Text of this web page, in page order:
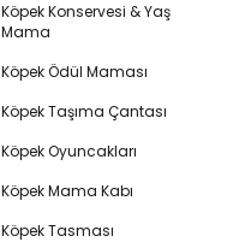
Köpek Konservesi & Yaş
Mama
Köpek Ödül Maması
Köpek Taşıma Çantası
Köpek Oyuncakları
Köpek Mama Kabı
Köpek Tasması